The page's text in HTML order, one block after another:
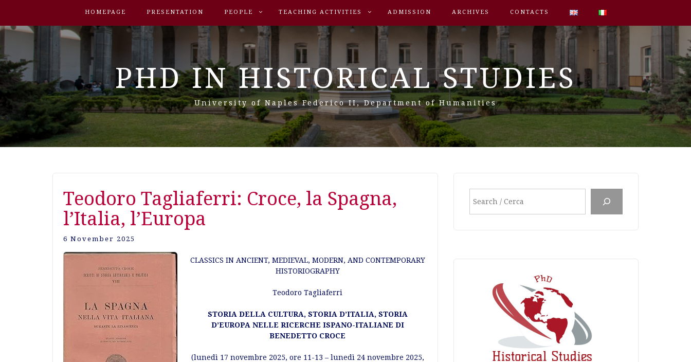
HOMEPAGE PRESENTATION PEOPLE TEACHING ACTIVITIES ADMISSION ARCHIVES CONTACTS
PHD IN HISTORICAL STUDIES
University of Naples Federico II, Department of Humanities
Teodoro Tagliaferri: Croce, la Spagna,
l’Italia, l’Europa
6 November 2025
CLASSICS IN ANCIENT, MEDIEVAL, MODERN, AND CONTEMPORARY
HISTORIOGRAPHY
Teodoro Tagliaferri
STORIA DELLA CULTURA, STORIA D’ITALIA, STORIA
D’EUROPA NELLE RICERCHE ISPANO-ITALIANE DI
BENEDETTO CROCE
(lunedì 17 novembre 2025, ore 11-13 – lunedì 24 novembre 2025,